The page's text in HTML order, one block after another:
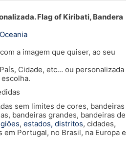
Flag of Kiribati, Bandera
a imagem que quiser, ao seu
Cidade, etc… ou personalizada
sem limites de cores, bandeiras
bandeiras grandes, bandeiras de
, estados, distritos, cidades,
em Portugal, no Brasil, na Europa e